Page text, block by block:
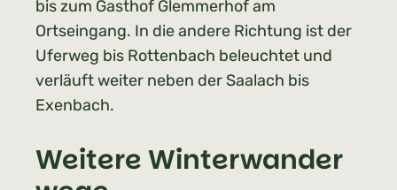
bis zum Gasthof Glemmerhof am
Ortseingang. In die andere Richtung ist der
Uferweg bis Rottenbach beleuchtet und
verläuft weiter neben der Saalach bis
Exenbach.
Weitere Winterwander